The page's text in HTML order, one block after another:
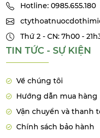
Hotline: 0985.655.180
Thứ 2 - CN: 7h00 -
TIN TỨC - SỰ KIỆN
Về chúng tôi
Hướng dẫn mua hàng
Vận chuyển và thanh
Chính sách bảo hành